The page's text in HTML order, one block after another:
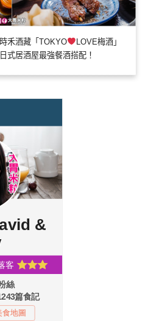
禾酒藏「TOKYO
LOVE梅酒」
式居酒屋最強餐酒搭配！